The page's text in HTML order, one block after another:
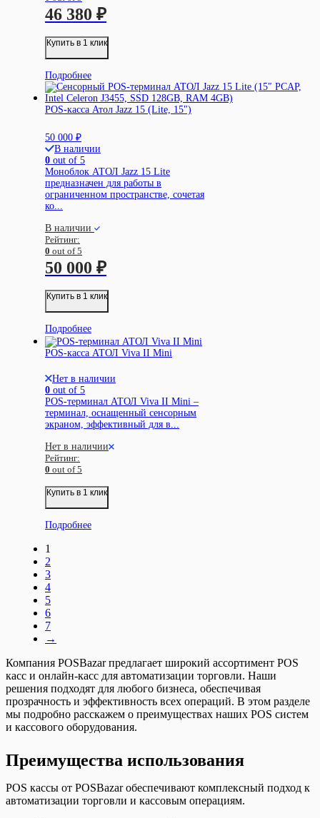
46 380 ₽
Купить в 1 клик
Подробнее
POS-касса Атол Jazz 15 (Lite, 15")
50 000 ₽
В наличии
0 out of 5
Моноблок АТОЛ Jazz 15 Lite
предназначен для работы в
ограниченном пространстве, сочетая
ко...
В наличии
Рейтинг:
0 out of 5
50 000 ₽
Купить в 1 клик
Подробнее
POS-касса АТОЛ Viva II Mini
Нет в наличии
0 out of 5
POS-терминал АТОЛ Viva II Mini –
терминал, оснащенный сенсорным
экраном, эффективный для в...
Нет в наличии
Рейтинг:
0 out of 5
Купить в 1 клик
Подробнее
1
2
3
4
5
6
7
→
Компания POSBazar предлагает широкий ассортимент POS
касс и онлайн-касс для автоматизации торговли. Наши
решения подходят для любого бизнеса, обеспечивая
прозрачность и эффективность всех операций. В этом разделе
мы подробно расскажем о преимуществах наших POS систем
и кассового оборудования.
Преимущества использования
POS кассы от POSBazar обеспечивают комплексный подход к
автоматизации торговли и кассовым операциям.